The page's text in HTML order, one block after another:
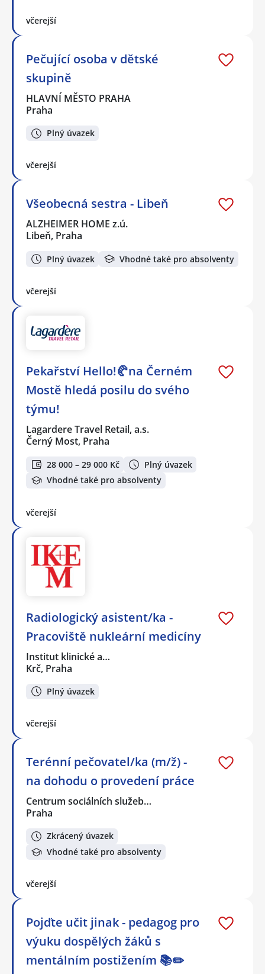
včerejší
Pečující osoba v dětské
skupině
HLAVNÍ MĚSTO PRAHA
Praha
Plný úvazek
včerejší
Všeobecná sestra - Libeň
ALZHEIMER HOME z.ú.
Libeň, Praha
Plný úvazek Vhodné také pro absolventy
včerejší
Pekařství Hello!🥐na Černém
Mostě hledá posilu do svého
týmu!
Lagardere Travel Retail, a.s.
Černý Most, Praha
28 000 – 29 000 Kč
Plný úvazek
Vhodné také pro absolventy
včerejší
Radiologický asistent/ka -
Pracoviště nukleární medicíny
Institut klinické a…
Krč, Praha
Plný úvazek
včerejší
Terénní pečovatel/ka (m/ž) -
na dohodu o provedení práce
Centrum sociálních služeb…
Praha
Zkrácený úvazek
Vhodné také pro absolventy
včerejší
Pojďte učit jinak - pedagog pro
výuku dospělých žáků s
mentálním postižením 📚✏️